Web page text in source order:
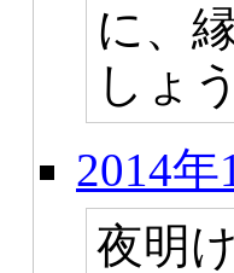
に、
しょう
2014
夜明